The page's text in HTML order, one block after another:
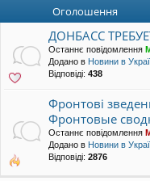
Оголошення
ДОНБАСС
Останнє повідомлення
Додано в Новини в
Відповіді: 438
Фронтові
Фронтовые
Останнє повідомлення
Додано в Новини в
Відповіді: 2876